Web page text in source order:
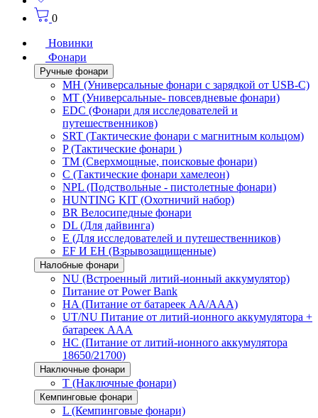
0
Новинки
Фонари
Ручные фонари
MH (Универсальные фонари с зарядкой от USB-C)
MT (Универсальные- повсевдневые фонари)
EDC (Фонари для исследователей и
путешественников)
SRT (Тактические фонари с магнитным кольцом)
P (Тактические фонари )
TM (Сверхмощные, поисковые фонари)
C (Тактические фонари хамелеон)
NPL (Подствольные - пистолетные фонари)
HUNTING KIT (Охотничий набор)
BR Велосипедные фонари
DL (Для дайвинга)
E (Для исследователей и путешественников)
EF И EH (Взрывозащищенные)
Налобные фонари
NU (Встроенный литий-ионный аккумулятор)
Питание от Power Bank
HA (Питание от батареек AA/AAA)
UT/NU Питание от литий-ионного аккумулятора +
батареек AAA
HC (Питание от литий-ионного аккумулятора
18650/21700)
Наключные фонари
T (Наключные фонари)
Кемпинговые фонари
L (Кемпинговые фонари)